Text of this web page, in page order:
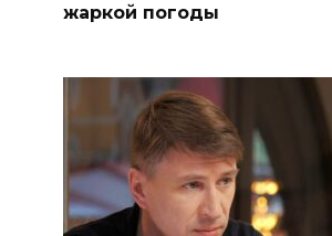
жаркой погоды